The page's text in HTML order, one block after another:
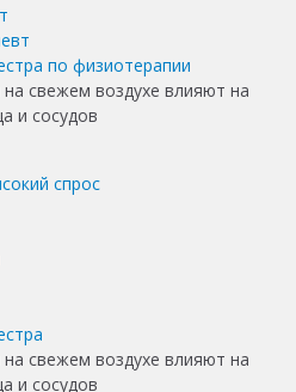
по физиотерапии
спрос